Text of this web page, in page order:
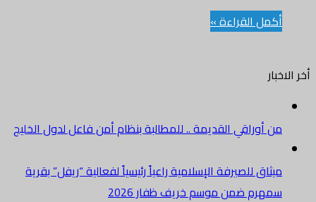
أكمل القراءة »
أخر الاخبار
من أوراقي القديمة .. للمطالبة بنظام أمن فاعل لدول الخليج
ميثاق للصيرفة الإسلامية راعياً رئيسياً لفعالية “ريفل” بقرية
سمهرم ضمن موسم خريف ظفار 2026